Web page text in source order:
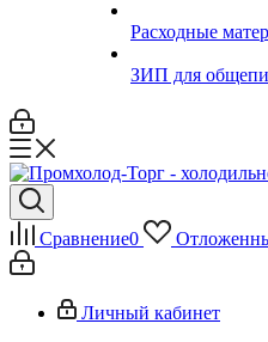
Расходные
ЗИП для
Сравнение0
Личный кабинет